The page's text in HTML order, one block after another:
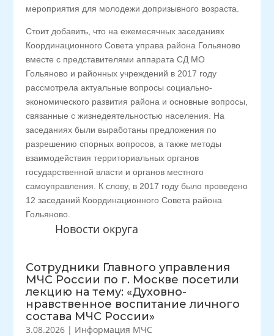
Новости округа
Сотрудники Главного управления
МЧС России по г. Москве посетили
лекцию на тему: «Духовно-
нравственное воспитание личного
состава МЧС России»
3.08.2026 | Информация МЧС
мероприятия для молодежи допризывного возраста.
Стоит добавить, что на ежемесячных заседаниях
Координационного Совета управа района Гольяново
вместе с представителями аппарата СД МО
Гольяново и районных учреждений в 2017 году
рассмотрела актуальные вопросы социально-
экономического развития района и основные вопросы,
связанные с жизнедеятельностью населения. На
заседаниях были выработаны предложения по
разрешению спорных вопросов, а также методы
взаимодействия территориальных органов
государственной власти и органов местного
самоуправления. К слову, в 2017 году было проведено
12 заседаний Координационного Совета района
Гольяново.